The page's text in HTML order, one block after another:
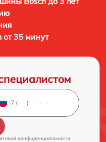
35 минут
конфиденциальности